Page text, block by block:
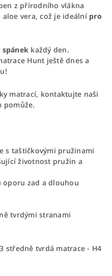
z přírodního vlákna
vera, což je ideální pro
každý den.
Hunt ještě dnes a
matrací, kontaktujte naši
pomůže.
s taštičkovými pružinami
životnost pružin a
oporu zad a dlouhou
tvrdými stranami
středně tvrdá matrace - H4